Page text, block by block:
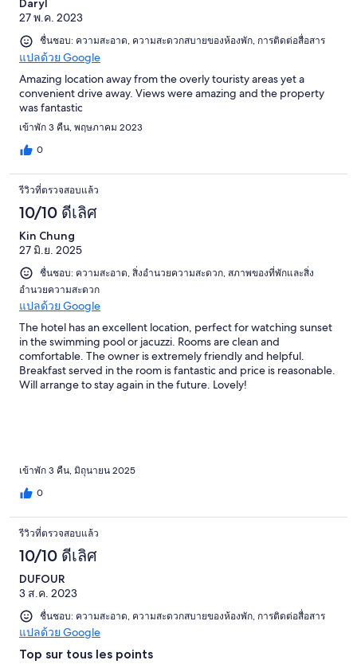
Daryl
27 พ.ค. 2023
ชื่นชอบ: ความสะอาด, ความสะดวกสบายของห้องพัก, การติดต่อสื่อสาร
แปลด้วย Google
Amazing location away from the overly touristy areas yet a
convenient drive away. Views were amazing and the property
was fantastic
เข้าพัก 3 คืน, พฤษภาคม 2023
0
รีวิวที่ตรวจสอบแล้ว
10/10 ดีเลิศ
Kin Chung
27 มิ.ย. 2025
ชื่นชอบ: ความสะอาด, สิ่งอำนวยความสะดวก, สภาพของที่พักและสิ่ง
อำนวยความสะดวก
แปลด้วย Google
The hotel has an excellent location, perfect for watching sunset
in the swimming pool or jacuzzi. Rooms are clean and
comfortable. The owner is extremely friendly and helpful.
Breakfast served in the room is fantastic and price is reasonable.
Will arrange to stay again in the future. Lovely!
เข้าพัก 3 คืน, มิถุนายน 2025
0
รีวิวที่ตรวจสอบแล้ว
10/10 ดีเลิศ
DUFOUR
3 ส.ค. 2023
ชื่นชอบ: ความสะอาด, ความสะดวกสบายของห้องพัก, การติดต่อสื่อสาร
แปลด้วย Google
Top sur tous les points